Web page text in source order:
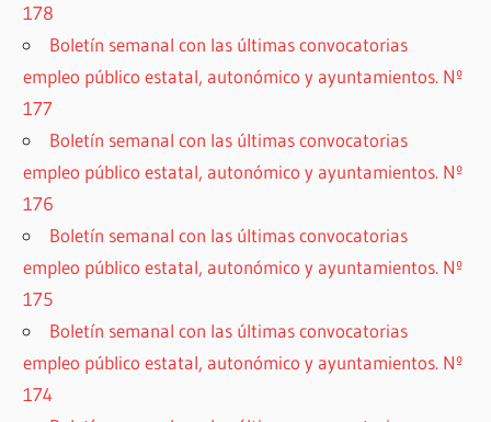
178
Boletín semanal con las últimas convocatorias
empleo público estatal, autonómico y ayuntamientos. Nº
177
Boletín semanal con las últimas convocatorias
empleo público estatal, autonómico y ayuntamientos. Nº
176
Boletín semanal con las últimas convocatorias
empleo público estatal, autonómico y ayuntamientos. Nº
175
Boletín semanal con las últimas convocatorias
empleo público estatal, autonómico y ayuntamientos. Nº
174